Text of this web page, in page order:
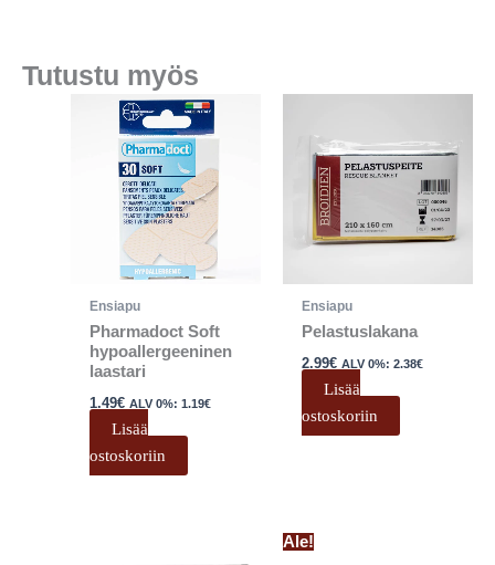
Tutustu myös
Ensiapu
Pharmadoct Soft
hypoallergeeninen
laastari
1.49€ ALV 0%:1.19€
Lisää
ostoskoriin
Ensiapu
Pelastuslakana
2.99€ ALV 0%:2.38€
Lisää
ostoskoriin
Ale!